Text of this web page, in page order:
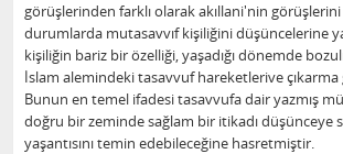
görüşlerinden farklı olarak akıllani'nin
durumlarda mutasavvıf kişiliğini düşüncelerine
kişiliğin bariz bir özelliği, yaşadığı dönemde
İslam alemindeki tasavvuf hareketlerive
Bunun en temel ifadesi tasavvufa dair yazmış
doğru bir zeminde sağlam bir itikadı düşünceye
yaşantısını temin edebileceğine hasretmiştir.